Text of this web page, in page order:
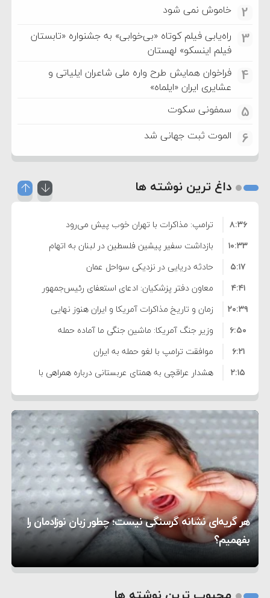
2 خاموش نمی شود
3
راه‌یابی فیلم کوتاه «بی‌خوابی» به جشنواره «تابستان
فیلم اینسکو» لهستان
4
فراخوان همایش طرح واره ملی شاعران ایلیاتی و
عشایری ایران «ایلماه»
5 سمفونی سکوت
6 الموت ثبت جهانی شد
داغ ترین نوشته ها
ترامپ: مذاکرات با تهران خوب پیش می‌رود
۸:۳۶
بازداشت سفیر پیشین فلسطین در لبنان به اتهام
فساد و اختلاس اموال
۱۰:۳۳
حادثه دریایی در نزدیکی سواحل عمان
۵:۱۷
معاون دفتر پزشکیان: ادعای استعفای رئیس‌جمهور
واهی و کذب محض است
۴:۴۱
زمان و تاریخ مذاکرات آمریکا و ایران هنوز نهایی
نشده است
۲۰:۳۹
وزیر جنگ آمریکا: ماشین جنگی ما آماده حمله
نظامی علیه ایران است
۶:۵۰
موافقت ترامپ با لغو حمله به ایران
۶:۲۱
هشدار عراقچی به همتای عربستانی درباره همراهی با
آمریکا
۲:۱۵
مقام ارشد امنیتی: برنامه گسترده‌ای برای پاسخ به
دیوانگی آمریکا داریم
۷:۱۰
ترامپ دستور حملات جدید علیه ایران را صادر کرد
۵:۴۵
سپاه: دو نفتکش متخلف مورد اصابت قرار گرفته و
متوقف شدند
۱۲:۵۹
ترامپ مدعی توافق تاریخی برای خلع سلاح کامل
حماس شد
۸:۵۷
اعتراض عراقچی به همتای بلغارستانی به دلیل کمک
به آمریکا در حملات به ایران
۱۶:۱۹
کشورهایی که به متجاوزان کمک می کنند پاسخ
سختی خواهند گرفت
۱۰:۱۵
سنتکام پایان تجاوز جدید به ایران را اعلام کرد
۶:۰۵
هر گریه‌ای نشانه گرسنگی نیست؛ چطور زبان نوزادمان را
بفهمیم؟
تغذیه پدر می‌تواند بر سلامت نوزاد تأثیر بگذارد
روی دیگر زندگی
2